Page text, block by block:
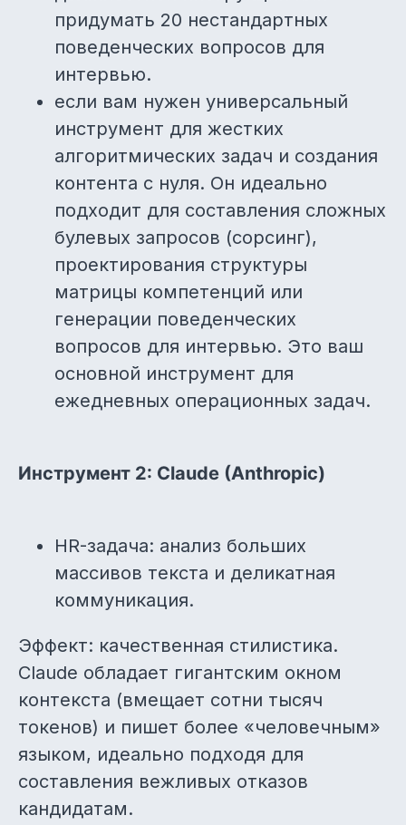
придумать 20 нестандартных
поведенческих вопросов для
интервью.
если вам нужен универсальный
инструмент для жестких
алгоритмических задач и создания
контента с нуля. Он идеально
подходит для составления сложных
булевых запросов (сорсинг),
проектирования структуры
матрицы компетенций или
генерации поведенческих
вопросов для интервью. Это ваш
основной инструмент для
ежедневных операционных задач.
Инструмент 2: Claude (Anthropic)
HR-задача: анализ больших
массивов текста и деликатная
коммуникация.
Эффект: качественная стилистика.
Claude обладает гигантским окном
контекста (вмещает сотни тысяч
токенов) и пишет более «человечным»
языком, идеально подходя для
составления вежливых отказов
кандидатам.